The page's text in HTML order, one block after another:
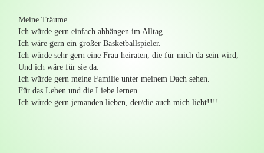
Meine Träume
Ich würde gern einfach abhängen im Alltag.
Ich wäre gern ein großer Basketballspieler.
Ich würde sehr gern eine Frau heiraten, die für mich da sein wird,
Und ich wäre für sie da.
Ich würde gern meine Familie unter meinem Dach sehen.
Für das Leben und die Liebe lernen.
Ich würde gern jemanden lieben, der/die auch mich liebt!!!!